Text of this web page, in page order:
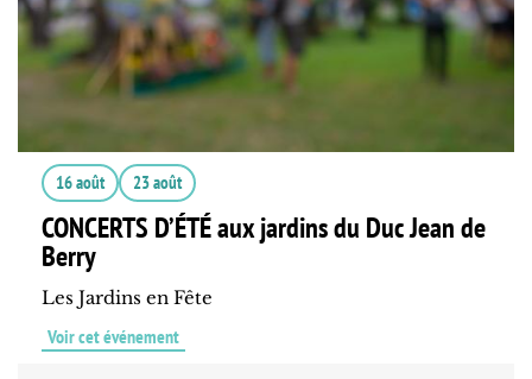
16 août 23 août
CONCERTS D’ÉTÉ aux jardins du Duc Jean de
Berry
Les Jardins en Fête
Voir cet événement